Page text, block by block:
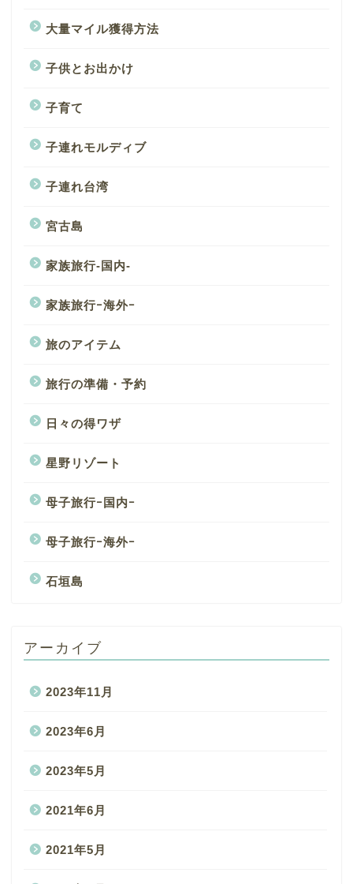
大量マイル獲得方法
子供とお出かけ
子育て
子連れモルディブ
子連れ台湾
宮古島
家族旅行-国内-
家族旅行ｰ海外ｰ
旅のアイテム
旅行の準備・予約
日々の得ワザ
星野リゾート
母子旅行ｰ国内ｰ
母子旅行ｰ海外ｰ
石垣島
アーカイブ
2023年11月
2023年6月
2023年5月
2021年6月
2021年5月